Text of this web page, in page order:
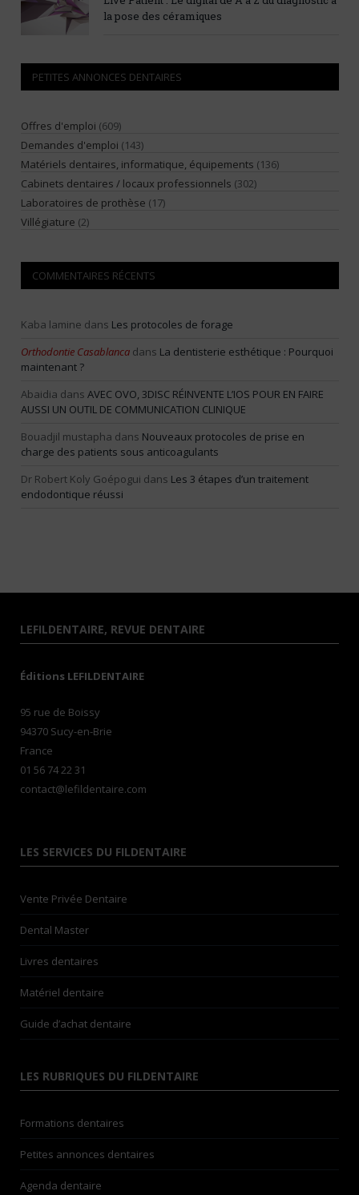
la pose des céramiques
PETITES ANNONCES DENTAIRES
Offres d'emploi (609)
Demandes d'emploi (143)
Matériels dentaires, informatique, équipements (136)
Cabinets dentaires / locaux professionnels (302)
Laboratoires de prothèse (17)
Villégiature (2)
COMMENTAIRES RÉCENTS
Kaba lamine dans Les protocoles de forage
Orthodontie Casablanca dans La dentisterie esthétique : Pourquoi
maintenant ?
Abaidia dans AVEC OVO, 3DISC RÉINVENTE L’IOS POUR EN FAIRE
AUSSI UN OUTIL DE COMMUNICATION CLINIQUE
Bouadjil mustapha dans Nouveaux protocoles de prise en
charge des patients sous anticoagulants
Dr Robert Koly Goépogui dans Les 3 étapes d’un traitement
endodontique réussi
LEFILDENTAIRE, REVUE DENTAIRE
Éditions LEFILDENTAIRE
95 rue de Boissy
94370 Sucy-en-Brie
France
01 56 74 22 31
contact@lefildentaire.com
LES SERVICES DU FILDENTAIRE
Vente Privée Dentaire
Dental Master
Livres dentaires
Matériel dentaire
Guide d’achat dentaire
LES RUBRIQUES DU FILDENTAIRE
Formations dentaires
Petites annonces dentaires
Agenda dentaire